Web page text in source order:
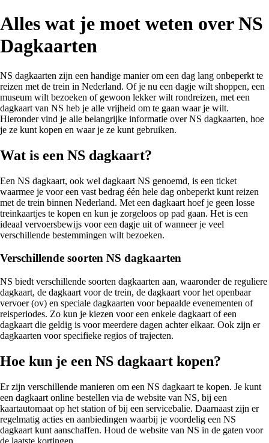
Alles wat je moet weten over NS
Dagkaarten
NS dagkaarten zijn een handige manier om een dag lang onbeperkt te
reizen met de trein in Nederland. Of je nu een dagje wilt shoppen, een
museum wilt bezoeken of gewoon lekker wilt rondreizen, met een
dagkaart van NS heb je alle vrijheid om te gaan waar je wilt.
Hieronder vind je alle belangrijke informatie over NS dagkaarten, hoe
je ze kunt kopen en waar je ze kunt gebruiken.
Wat is een NS dagkaart?
Een NS dagkaart, ook wel dagkaart NS genoemd, is een ticket
waarmee je voor een vast bedrag één hele dag onbeperkt kunt reizen
met de trein binnen Nederland. Met een dagkaart hoef je geen losse
treinkaartjes te kopen en kun je zorgeloos op pad gaan. Het is een
ideaal vervoersbewijs voor een dagje uit of wanneer je veel
verschillende bestemmingen wilt bezoeken.
Verschillende soorten NS dagkaarten
NS biedt verschillende soorten dagkaarten aan, waaronder de reguliere
dagkaart, de dagkaart voor de trein, de dagkaart voor het openbaar
vervoer (ov) en speciale dagkaarten voor bepaalde evenementen of
reisperiodes. Zo kun je kiezen voor een enkele dagkaart of een
dagkaart die geldig is voor meerdere dagen achter elkaar. Ook zijn er
dagkaarten voor specifieke regios of trajecten.
Hoe kun je een NS dagkaart kopen?
Er zijn verschillende manieren om een NS dagkaart te kopen. Je kunt
een dagkaart online bestellen via de website van NS, bij een
kaartautomaat op het station of bij een servicebalie. Daarnaast zijn er
regelmatig acties en aanbiedingen waarbij je voordelig een NS
dagkaart kunt aanschaffen. Houd de website van NS in de gaten voor
de laatste kortingen.